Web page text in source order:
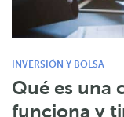
INVERSIÓN Y BOLSA
Qué es una
funciona y